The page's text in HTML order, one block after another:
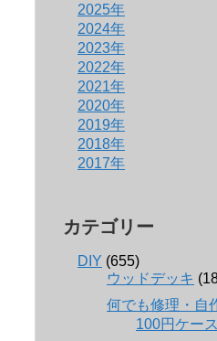
2025年
2024年
2023年
2022年
2021年
2020年
2019年
2018年
2017年
カテゴリー
DIY (655)
ウッドデッキ
何でも修理・自
100円ケース